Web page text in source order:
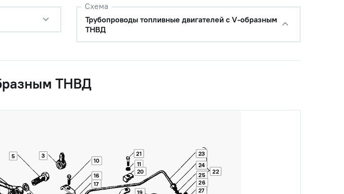
Схема
Трубопроводы топливные двигателей с V-образным
ТНВД
ТНВД
3
5
10
11
16
17
19
20
21
22
23
24
25
26
27
Наличие
Обратитесь к